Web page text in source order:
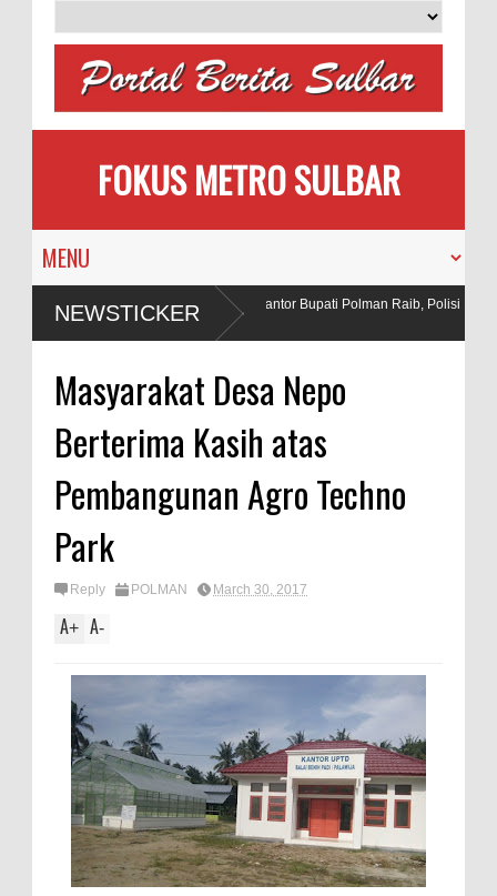
FOKUS METRO SULBAR
NEWSTICKERPuluhan AC Kantor Bupati Polman Raib, Polisi
Penadah
Masyarakat Desa Nepo
Berterima Kasih atas
Pembangunan Agro Techno
Park
Reply POLMAN March 30, 2017
A+ A-